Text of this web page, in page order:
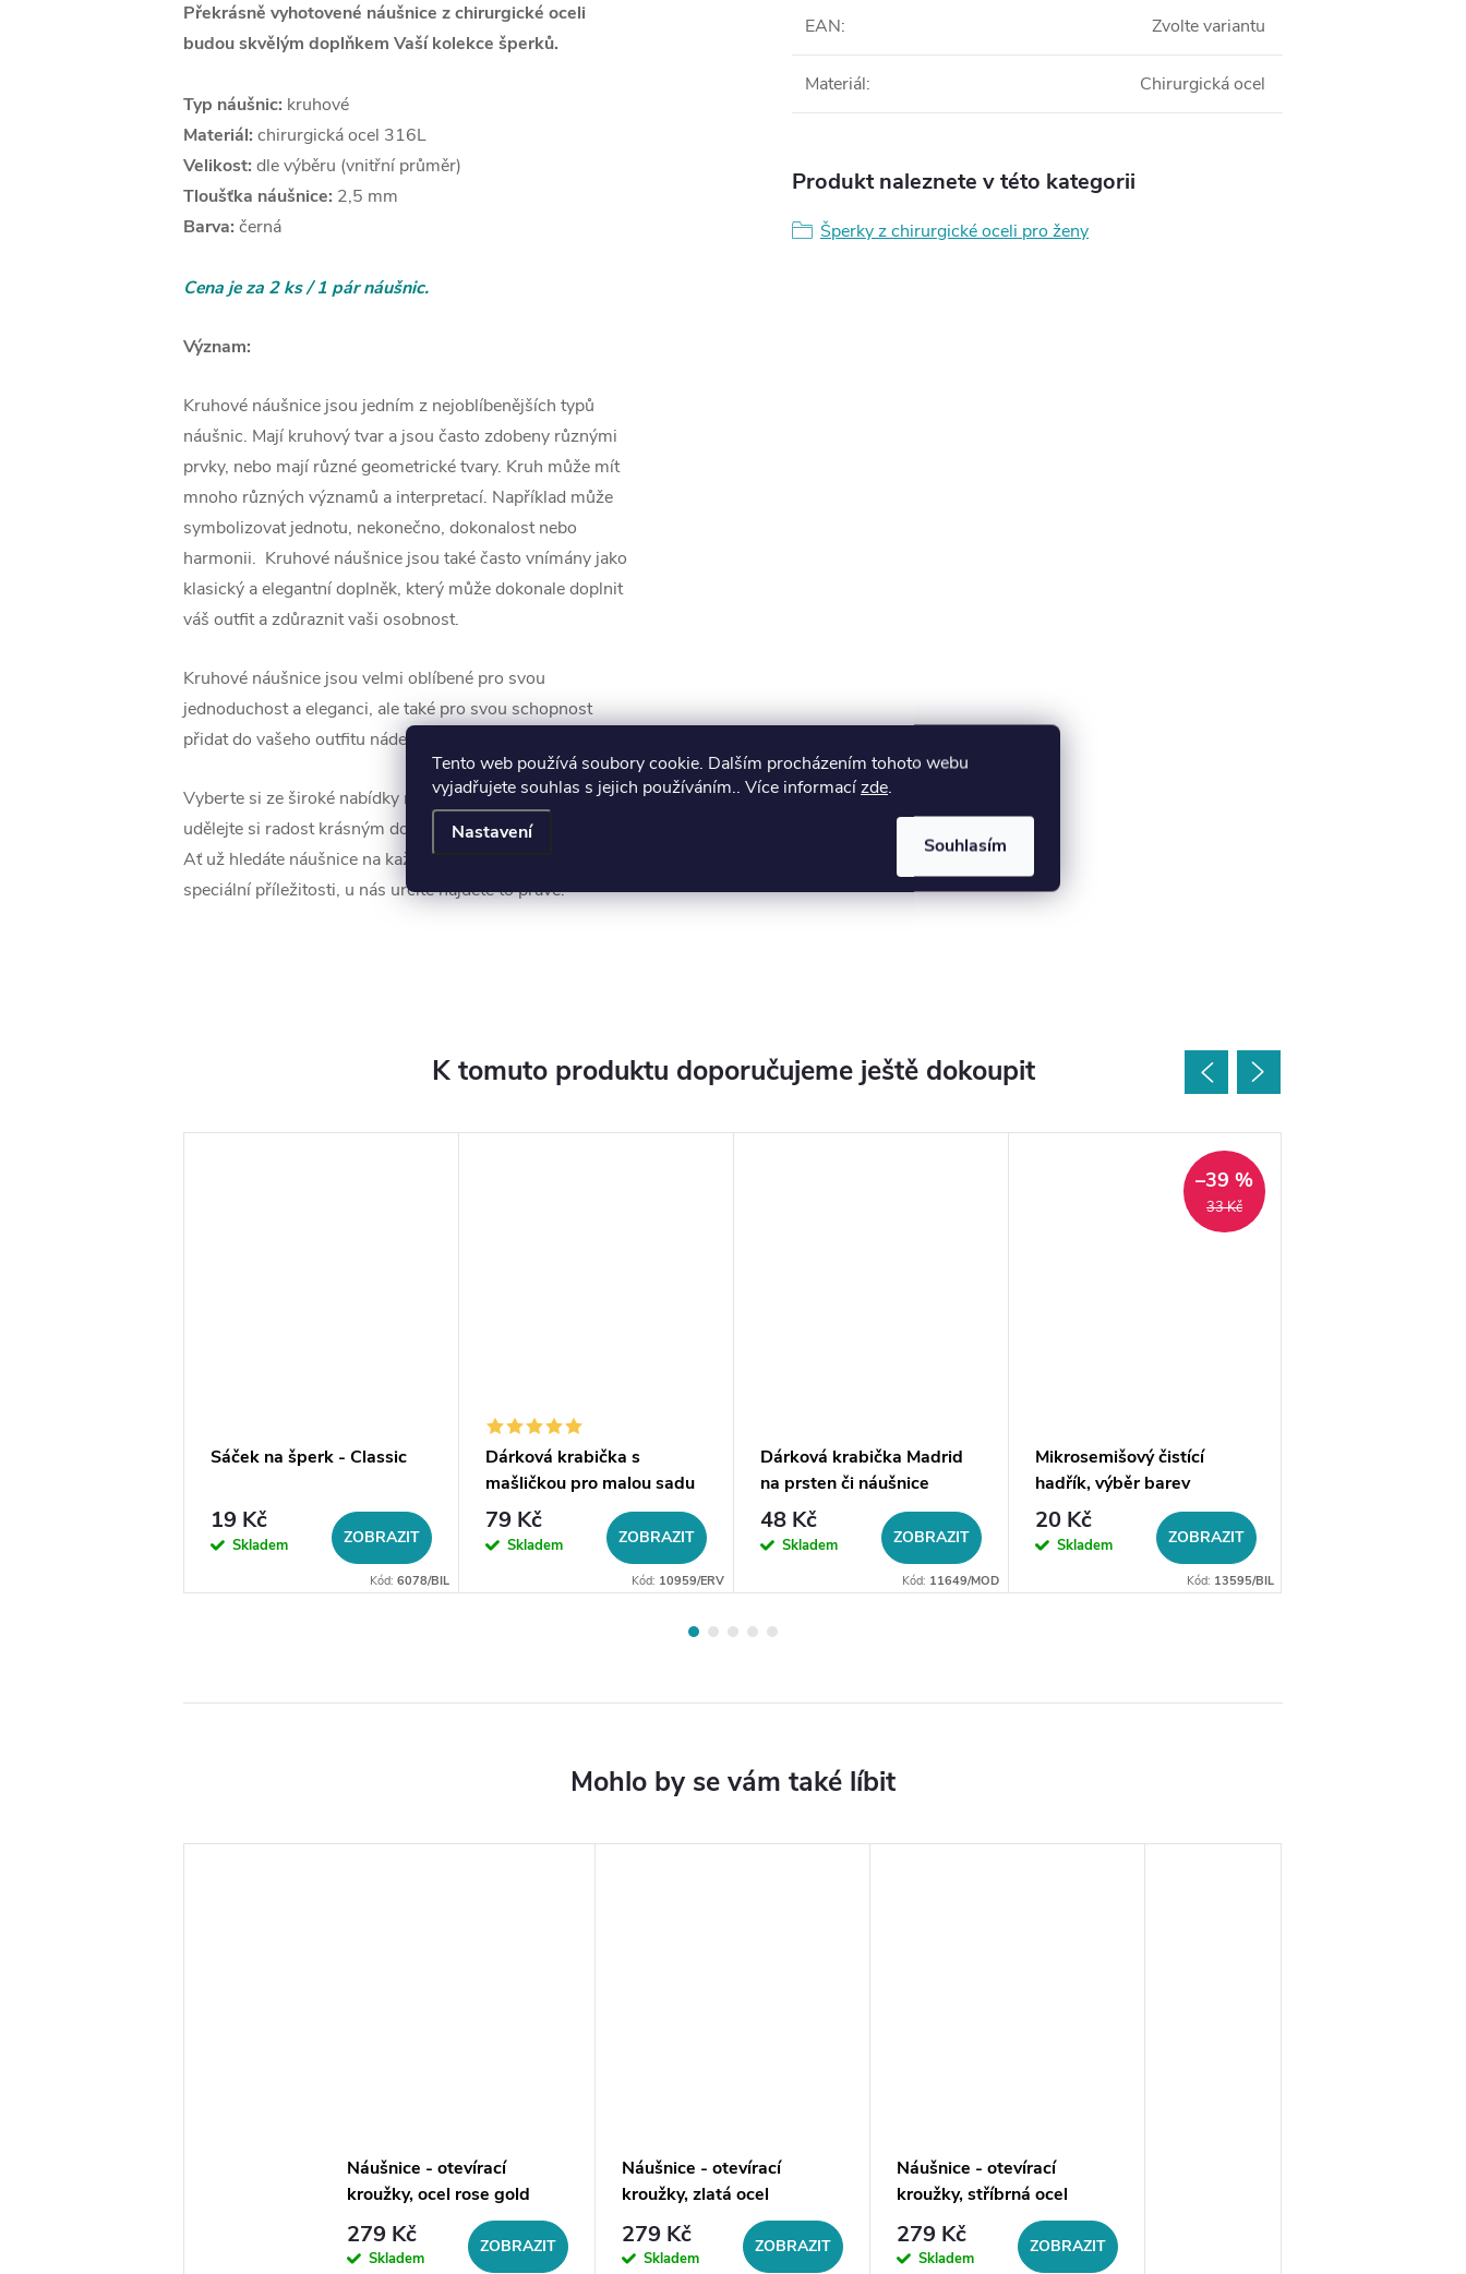
Tento web používá soubory cookie. Dalším procházením tohoto webu
vyjadřujete souhlas s jejich používáním.. Více informacízde.
Nastavení
Souhlasím
Překrásně vyhotovené náušnice z chirurgické oceli
budou skvělým doplňkem Vaší kolekce šperků.
Typ náušnic: kruhové
Materiál: chirurgická ocel 316L
Velikost: dle výběru (vnitřní průměr)
Tloušťka náušnice: 2,5 mm
Barva: černá
Cena je za 2 ks / 1 pár náušnic.
Význam:
Kruhové náušnice jsou jedním z nejoblíbenějších typů
náušnic. Mají kruhový tvar a jsou často zdobeny různými
prvky, nebo mají různé geometrické tvary. Kruh může mít
mnoho různých významů a interpretací. Například může
symbolizovat jednotu, nekonečno, dokonalost nebo
harmonii. Kruhové náušnice jsou také často vnímány jako
klasický a elegantní doplněk, který může dokonale doplnit
váš outfit a zdůraznit vaši osobnost.
Kruhové náušnice jsou velmi oblíbené pro svou
jednoduchost a eleganci, ale také pro svou schopnost
přidat do vašeho outfitu nádech modernosti.
Vyberte si ze široké nabídky různých velikostí a stylů a
udělejte si radost krásným doplňkem do vaší šperkovnice.
Ať už hledáte náušnice na každodenní nošení nebo na
speciální příležitosti, u nás určitě najdete to pravé.
EAN: Zvolte variantu
Materiál: Chirurgická ocel
Produkt naleznete v této kategorii
Šperky z chirurgické oceli pro ženy
K tomuto produktu doporučujeme ještě dokoupit
Sáček na šperk - Classic
19 Kč
Skladem ZOBRAZIT
Kód: 6078/BIL
Dárková krabička s
mašličkou pro malou sadu
šperků
79 Kč
Skladem ZOBRAZIT
Kód: 10959/ERV
Dárková krabička Madrid
na prsten či náušnice
48 Kč
Skladem ZOBRAZIT
Kód: 11649/MOD
33 Kč
–39 %
Mikrosemišový čistící
hadřík, výběr barev
20 Kč
Skladem ZOBRAZIT
Kód: 13595/BIL
Náušnice - otevírací
kroužky, ocel rose gold
279 Kč
Skladem
ZOBRAZIT
Náušnice - otevírací
kroužky, zlatá ocel
279 Kč
Skladem
ZOBRAZIT
Náušnice - otevírací
kroužky, stříbrná ocel
279 Kč
Skladem
ZOBRAZIT